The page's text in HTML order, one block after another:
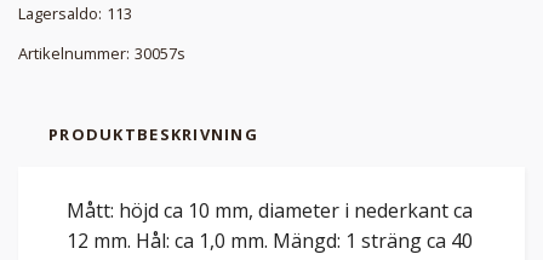
Lagersaldo: 113
Artikelnummer: 30057s
PRODUKTBESKRIVNING
Mått: höjd ca 10 mm, diameter i nederkant ca
12 mm. Hål: ca 1,0 mm. Mängd: 1 sträng ca 40